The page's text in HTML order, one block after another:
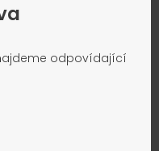
odpovídající